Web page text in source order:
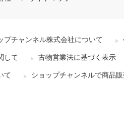
プチャンネル株式会社について
して 古物営業法に基づく表示
て ショップチャンネルで商品